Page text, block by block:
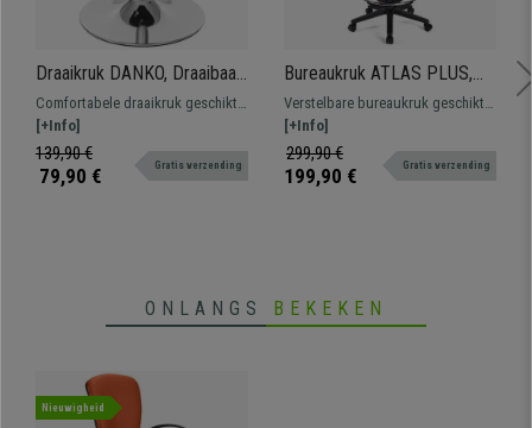
Draaikruk DANKO, Draaibaar
met Ronde Chrome Voet,
Creme Leder
Comfortabele draaikruk geschikt
voor verschillende
werkomgevingen. In hoogte
verstelbaar, 360° draaibare zitting
[+Info]
139,90 €
79,90 € Gratis verzending
Bureaukruk ATLAS PLUS,
Verstelbare rugleuning,
Dikke Vulling, in Zwart Leder
Verstelbare bureaukruk geschikt
voor professioneel gebruik.
Robuust, resistent en
comfortabel.
[+Info]
299,90 €
199,90 € Gratis verzending
ONLANGS BEKEKEN
Nieuwigheid